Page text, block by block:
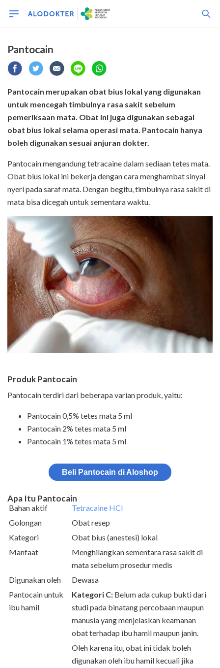
Pantocain
Pantocain merupakan obat bius lokal yang digunakan
untuk mencegah timbulnya rasa sakit sebelum
pemeriksaan mata. Obat ini juga digunakan sebagai
obat bius lokal selama operasi mata. Pantocain hanya
boleh digunakan sesuai anjuran dokter.
Pantocain mengandung tetracaine dalam sediaan tetes mata.
Obat bius lokal ini bekerja dengan cara menghambat sinyal
nyeri pada saraf mata. Dengan begitu, timbulnya rasa sakit di
mata bisa dicegah untuk sementara waktu.
Produk Pantocain
Pantocain terdiri dari beberapa varian produk, yaitu:
Pantocain 0,5% tetes mata 5 ml
Pantocain 2% tetes mata 5 ml
Pantocain 1% tetes mata 5 ml
Beli Pantocain di Aloshop
Apa Itu Pantocain
Bahan aktif
Tetracaine HCl
Golongan
Obat resep
Kategori
Obat bius (anestesi) lokal
Manfaat
Menghilangkan sementara rasa sakit di
mata sebelum prosedur medis
Digunakan oleh
Dewasa
Pantocain untuk
ibu hamil
Kategori C: Belum ada cukup bukti dari
studi pada binatang percobaan maupun
manusia yang menjelaskan keamanan
obat terhadap ibu hamil maupun janin.
Oleh karena itu, obat ini tidak boleh
digunakan oleh ibu hamil kecuali jika